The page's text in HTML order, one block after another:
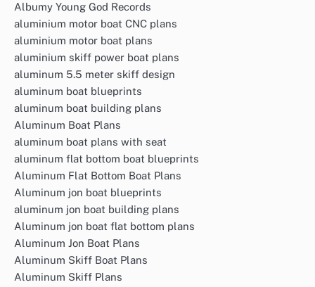
Albumy Young God Records
aluminium motor boat CNC plans
aluminium motor boat plans
aluminium skiff power boat plans
aluminum 5.5 meter skiff design
aluminum boat blueprints
aluminum boat building plans
Aluminum Boat Plans
aluminum boat plans with seat
aluminum flat bottom boat blueprints
Aluminum Flat Bottom Boat Plans
Aluminum jon boat blueprints
aluminum jon boat building plans
Aluminum jon boat flat bottom plans
Aluminum Jon Boat Plans
Aluminum Skiff Boat Plans
Aluminum Skiff Plans